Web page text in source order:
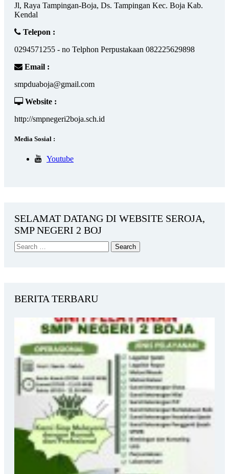
Jl, Raya Tampingan-Boja, Ds. Tampingan Kec. Boja Kab.
Kendal
Telepon :
0294571255 - no Telphon Perpustakaan 082225629898
Email :
smpduaboja@gmail.com
Website :
http://smpnegeri2boja.sch.id
Media Sosial :
Youtube
SELAMAT DATANG DI WEBSITE SEROJA,
SMP NEGERI 2 BOJ
BERITA TERBARU